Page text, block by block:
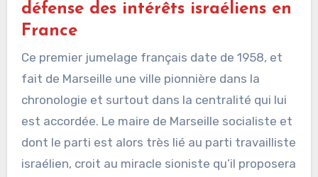
défense des intérêts israéliens en
France
Ce premier jumelage français date de 1958, et
fait de Marseille une ville pionnière dans la
chronologie et surtout dans la centralité qui lui
est accordée. Le maire de Marseille socialiste et
dont le parti est alors très lié au parti travailliste
israélien, croit au miracle sioniste qu’il proposera